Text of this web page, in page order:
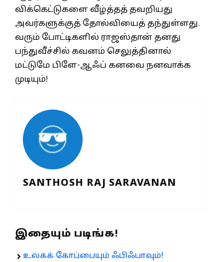
விக்கெட்டுகளை வீழ்த்தத் தவறியது
அவர்களுக்குத் தோல்வியைத் தந்துள்ளது.
வரும் போட்டிகளில் ராஜஸ்தான் தனது
பந்துவீச்சில் கவனம் செலுத்தினால்
மட்டுமே பிளே-ஆஃப் கனவை நனவாக்க
முடியும்!
SANTHOSH RAJ SARAVANAN
இதையும் படிங்க!
உலகக் கோப்பையும் ஃபிஃபாவும்!